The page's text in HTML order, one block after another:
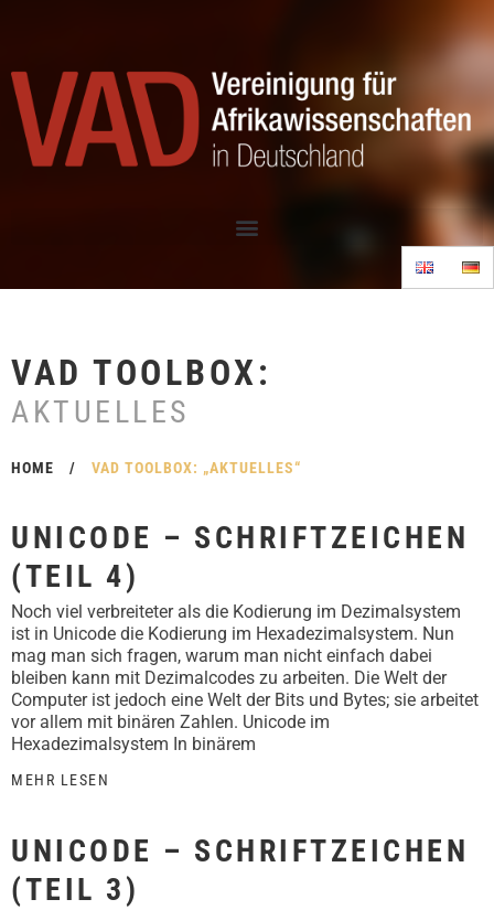
VAD TOOLBOX:
AKTUELLES
HOME / VAD TOOLBOX: „AKTUELLES“
UNICODE – SCHRIFTZEICHEN
(TEIL 4)
Noch viel verbreiteter als die Kodierung im Dezimalsystem
ist in Unicode die Kodierung im Hexadezimalsystem. Nun
mag man sich fragen, warum man nicht einfach dabei
bleiben kann mit Dezimalcodes zu arbeiten. Die Welt der
Computer ist jedoch eine Welt der Bits und Bytes; sie arbeitet
vor allem mit binären Zahlen. Unicode im
Hexadezimalsystem In binärem
MEHR LESEN
UNICODE – SCHRIFTZEICHEN
(TEIL 3)